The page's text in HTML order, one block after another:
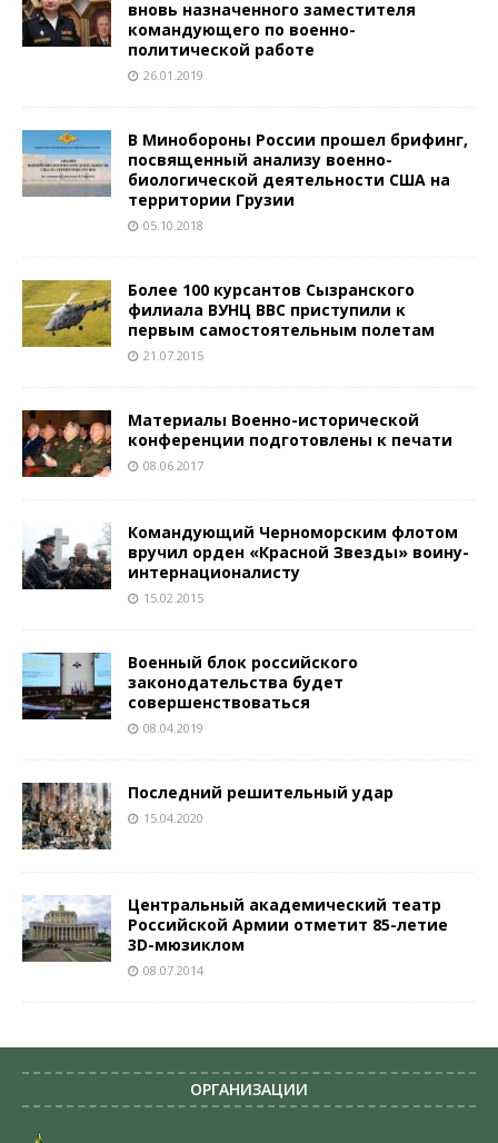
вновь назначенного заместителя
командующего по военно-
политической работе
26.01.2019
В Минобороны России прошел брифинг,
посвященный анализу военно-
биологической деятельности США на
территории Грузии
05.10.2018
Более 100 курсантов Сызранского
филиала ВУНЦ ВВС приступили к
первым самостоятельным полетам
21.07.2015
Материалы Военно-исторической
конференции подготовлены к печати
08.06.2017
Командующий Черноморским флотом
вручил орден «Красной Звезды» воину-
интернационалисту
15.02.2015
Военный блок российского
законодательства будет
совершенствоваться
08.04.2019
Последний решительный удар
15.04.2020
Центральный академический театр
Российской Армии отметит 85-летие
3D-мюзиклом
08.07.2014
ОРГАНИЗАЦИИ